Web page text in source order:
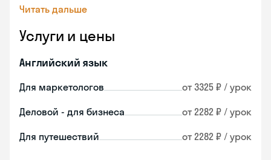
Читать дальше
Услуги и цены
Английский язык
Для маркетологов от 3325 ₽ / урок
Деловой - для бизнеса от 2282 ₽ / урок
Для путешествий от 2282 ₽ / урок